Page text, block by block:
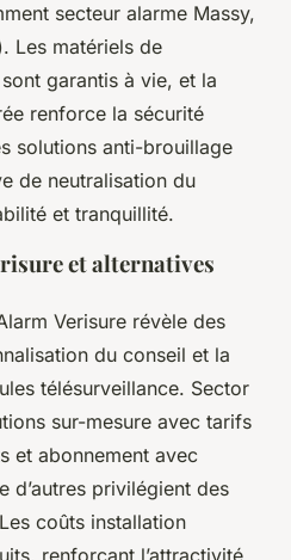
secteur alarme Massy,
Les matériels de
garantis à vie, et la
renforce la sécurité
solutions anti-brouillage
de neutralisation du
et tranquillité.
et alternatives
Verisure révèle des
du conseil et la
télésurveillance. Sector
sur-mesure avec tarifs
et abonnement avec
d’autres privilégient des
coûts installation
renforçant l’attractivité